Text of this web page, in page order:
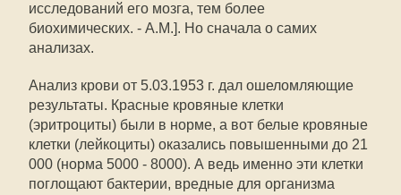
исследований его мозга, тем более
биохимических. - А.М.]. Но сначала о самих
анализах.
Анализ крови от 5.03.1953 г. дал ошеломляющие
результаты. Красные кровяные клетки
(эритроциты) были в норме, а вот белые кровяные
клетки (лейкоциты) оказались повышенными до 21
000 (норма 5000 - 8000). А ведь именно эти клетки
поглощают бактерии, вредные для организма